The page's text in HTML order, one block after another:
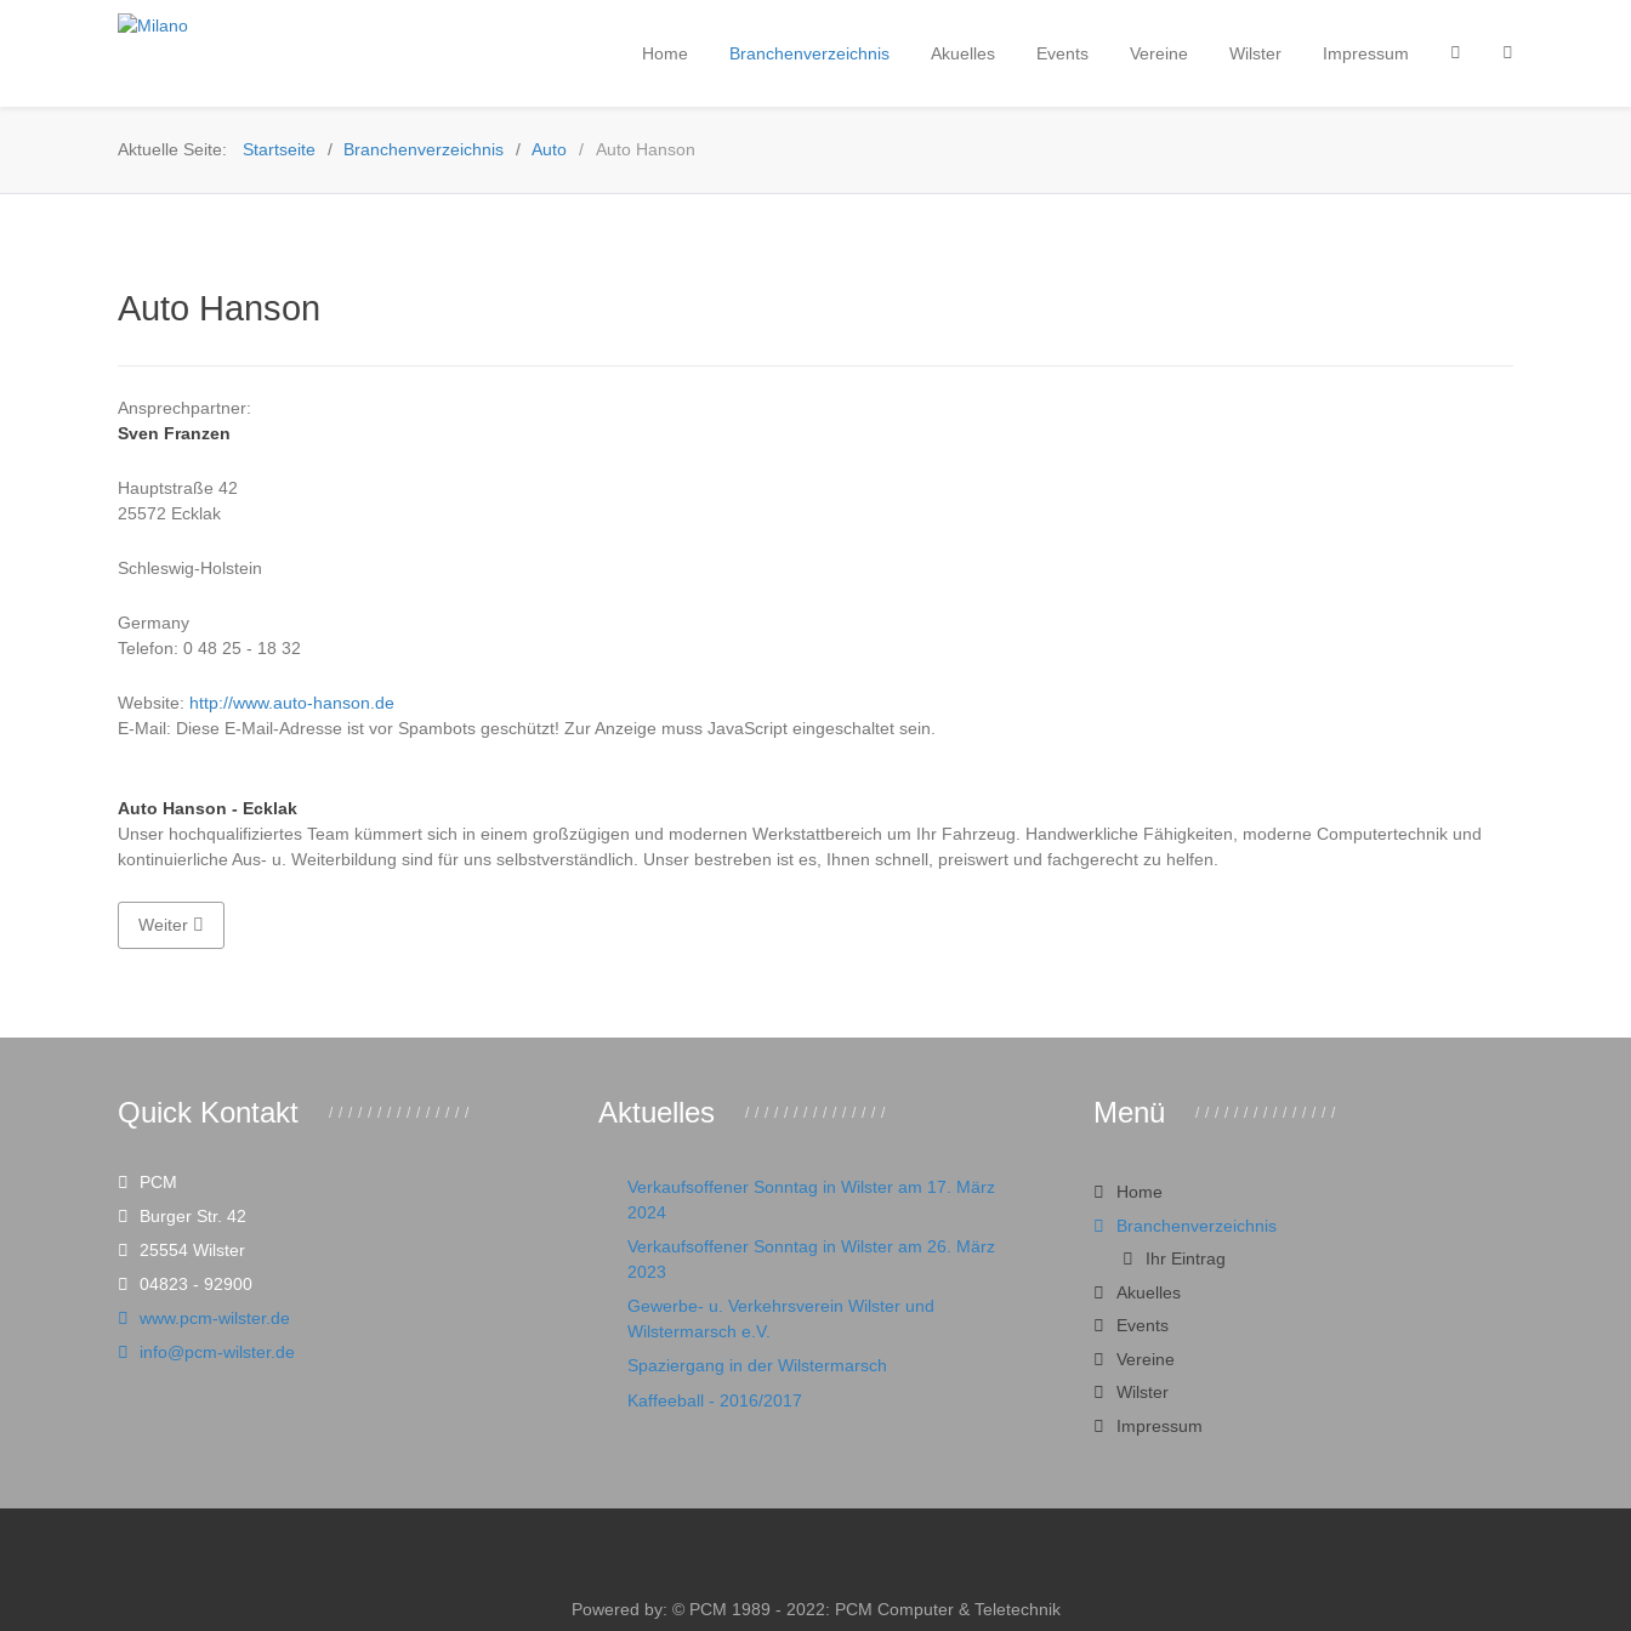
Home Branchenverzeichnis Akuelles Events Vereine Wilster Impressum
Aktuelle Seite: Startseite Branchenverzeichnis Auto Auto Hanson
· Branchenverzeichnis ·
· Handel - Handwerk - Dienstleistungen ·
· Service und Qualität aus der Region ·
Auto Hanson
Ansprechpartner:
Sven Franzen
Hauptstraße 42
25572 Ecklak
Schleswig-Holstein
Germany
Telefon: 0 48 25 - 18 32
Website: http://www.auto-hanson.de
E-Mail: Diese E-Mail-Adresse ist vor Spambots geschützt! Zur Anzeige muss JavaScript eingeschaltet sein.
Auto Hanson - Ecklak
Unser hochqualifiziertes Team kümmert sich in einem großzügigen und modernen Werkstattbereich um Ihr Fahrzeug. Handwerkliche Fähigkeiten, moderne Computertechnik und
kontinuierliche Aus- u. Weiterbildung sind für uns selbstverständlich. Unser bestreben ist es, Ihnen schnell, preiswert und fachgerecht zu helfen.
Nächster Beitrag: Autohaus Stoldt GmbH
Weiter
Quick Kontakt
PCM
Burger Str. 42
25554 Wilster
04823 - 92900
www.pcm-wilster.de
info@pcm-wilster.de
Aktuelles
Verkaufsoffener Sonntag in Wilster am 17. März
2024
Verkaufsoffener Sonntag in Wilster am 26. März
2023
Gewerbe- u. Verkehrsverein Wilster und
Wilstermarsch e.V.
Spaziergang in der Wilstermarsch
Kaffeeball - 2016/2017
Menü
Home
Branchenverzeichnis
Ihr Eintrag
Akuelles
Events
Vereine
Wilster
Impressum
Powered by: © PCM 1989 - 2022: PCM Computer & Teletechnik